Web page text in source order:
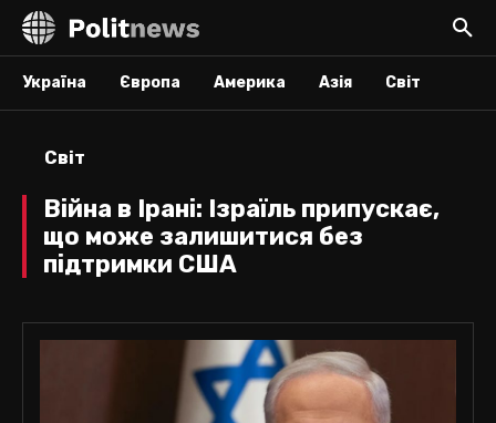
Україна Європа Америка Азія Світ
Світ
Війна в Ірані: Ізраїль припускає,
що може залишитися без
підтримки США